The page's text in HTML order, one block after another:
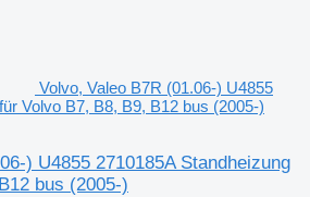
Volvo, Valeo B7R (01.06-) U4855
Volvo B7, B8, B9, B12 bus (2005-)
) U4855 2710185A Standheizung
bus (2005-)